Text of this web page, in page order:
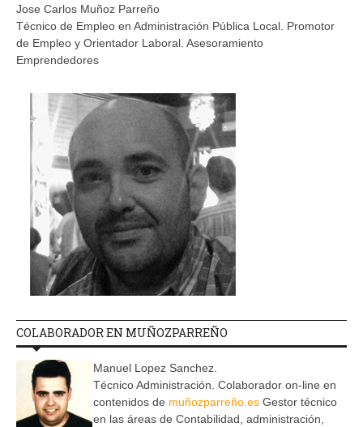
Jose Carlos Muñoz Parreño
Técnico de Empleo en Administración Pública Local. Promotor
de Empleo y Orientador Laboral. Asesoramiento
Emprendedores
COLABORADOR EN MUÑOZPARREÑO
Manuel Lopez Sanchez.
Técnico Administración. Colaborador on-line en
contenidos de muñozparreño.es Gestor técnico
en las áreas de Contabilidad, administración,